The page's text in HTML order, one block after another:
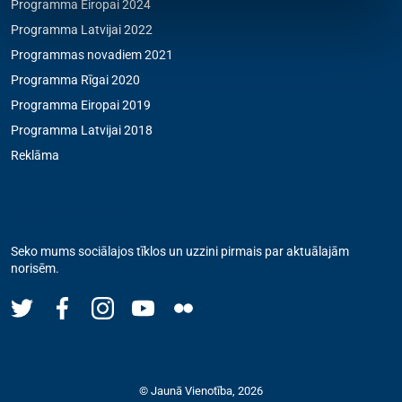
Programma Eiropai 2024
Programma Latvijai 2022
Programmas novadiem 2021
Programma Rīgai 2020
Programma Eiropai 2019
Programma Latvijai 2018
Reklāma
Seko mums sociālajos tīklos un uzzini pirmais par aktuālajām
norisēm.
© Jaunā Vienotība, 2026